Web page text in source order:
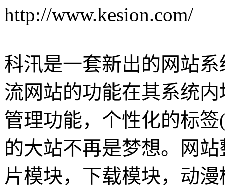
http://www.kesion.com/
科汛是一套新出的网站
流网站的功能在其系统
管理功能，个性化的标
的大站不再是梦想。网
片模块，下载模块，动